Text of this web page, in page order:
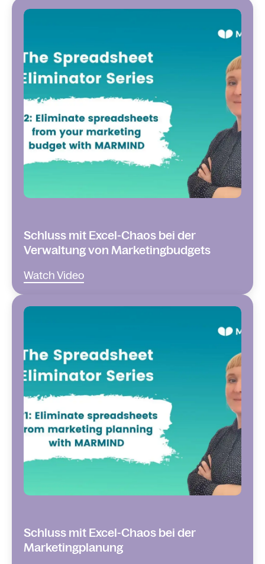
Schluss mit Excel-Chaos bei der
Verwaltung von Marketingbudgets
Watch Video
Schluss mit Excel-Chaos bei der
Marketingplanung